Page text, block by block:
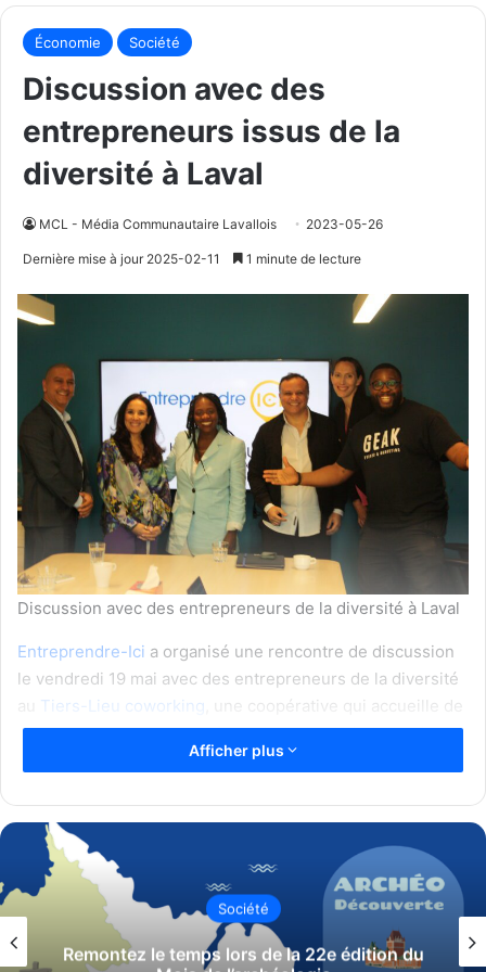
Économie Société
Discussion avec des
entrepreneurs issus de la
diversité à Laval
MCL - Média Communautaire Lavallois 2023-05-26
Dernière mise à jour 2025-02-11 1 minute de lecture
Discussion avec des entrepreneurs de la diversité à Laval
Entreprendre-Ici a organisé une rencontre de discussion
le vendredi 19 mai avec des entrepreneurs de la diversité
au Tiers-Lieu coworking , une coopérative qui accueille de
nombreux entrepreneurs à Laval. L’objectif était de réunir
un groupe dynamique d’acteurs et actrices de
soutien offert par Entreprendre-Ici aux entrepreneurs
issus de la diversité ethnoculturelle.
Parmi les participants, il y avait le directeur général du
Tiers-Lieu coworking, Alexandre Kénol, ainsi que
Afficher plus
Société
Remontez le temps lors de la 22e édition du